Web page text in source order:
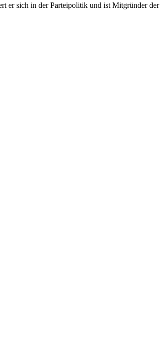
er sich in der Parteipolitik und ist Mitgründer der